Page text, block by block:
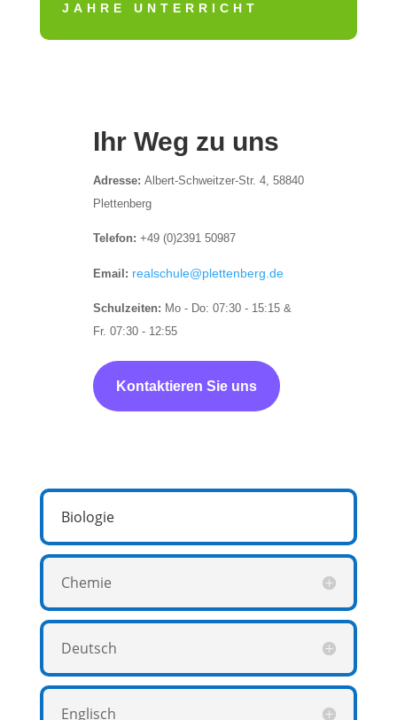
JAHRE UNTERRICHT
Ihr Weg zu uns
Adresse: Albert-Schweitzer-Str. 4, 58840
Plettenberg
Telefon: +49 (0)2391 50987
Email: realschule@plettenberg.de
Schulzeiten: Mo - Do: 07:30 - 15:15 &
Fr. 07:30 - 12:55
Kontaktieren Sie uns
Biologie
Chemie
Deutsch
Englisch